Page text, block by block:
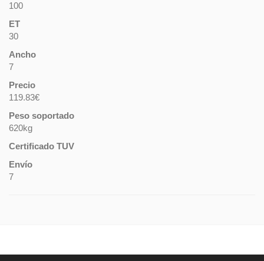
100
ET
30
Ancho
7
Precio
119.83€
Peso soportado
620kg
Certificado TUV
Envío
7